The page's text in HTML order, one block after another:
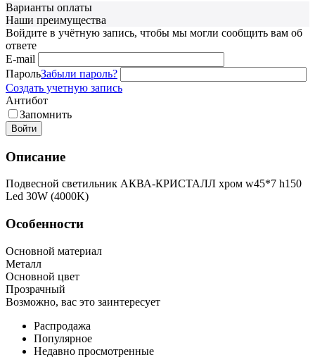
Варианты оплаты
Наши преимущества
Войдите в учётную запись, чтобы мы могли сообщить вам об
ответе
E-mail
ПарольЗабыли пароль?
Создать учетную запись
Антибот
Запомнить
Войти
Описание
Подвесной светильник АКВА-КРИСТАЛЛ хром w45*7 h150
Led 30W (4000K)
Особенности
Основной материал
Металл
Основной цвет
Прозрачный
Возможно, вас это заинтересует
Распродажа
Популярное
Недавно просмотренные